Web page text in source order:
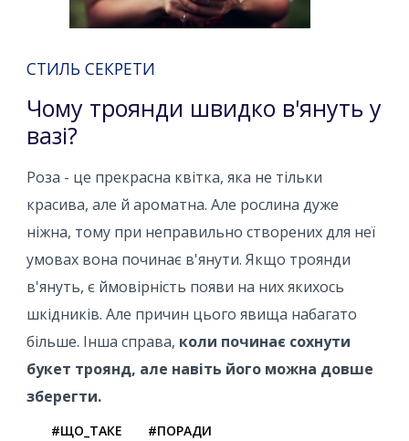
СТИЛЬ СЕКРЕТИ
Чому троянди швидко в'януть у
вазі?
Роза - це прекрасна квітка, яка не тільки
красива, але й ароматна. Але рослина дуже
ніжна, тому при неправильно створених для неї
умовах вона починає в'янути. Якщо троянди
в'януть, є ймовірність появи на них якихось
шкідників. Але причин цього явища набагато
більше. Інша справа, коли починає сохнути
букет троянд, але навіть його можна довше
зберегти.
#ЩО_ТАКЕ #ПОРАДИ